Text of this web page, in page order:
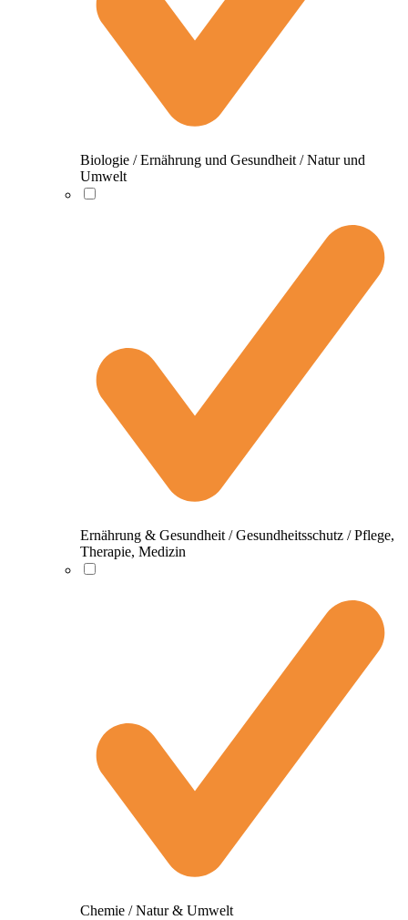
Biologie / Ernährung und Gesundheit / Natur und
Umwelt
Ernährung & Gesundheit / Gesundheitsschutz / Pflege,
Therapie, Medizin
Chemie / Natur & Umwelt